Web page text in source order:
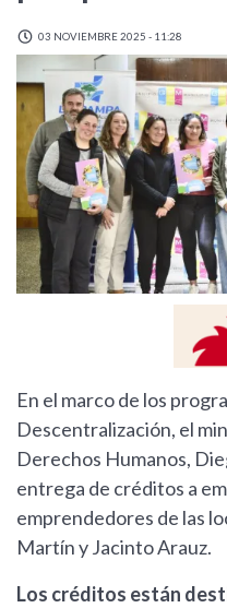
03 NOVIEMBRE 2025 - 11:28
En el marco de los
Descentralización, el
Derechos Humanos,
entrega de créditos a
emprendedores de las
Martín y Jacinto Arauz.
Los créditos están